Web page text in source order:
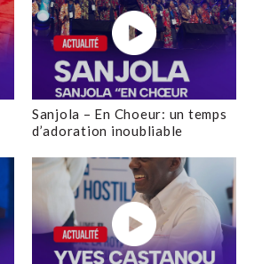
Sanjola – En Choeur: un temps
d’adoration inoubliable